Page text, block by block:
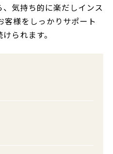
気持ち的に楽だしインス
客様をしっかりサポート
られます。